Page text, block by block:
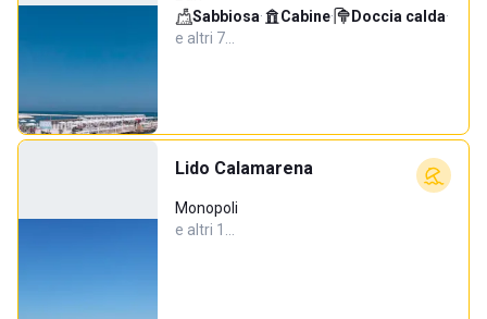
Sabbiosa· Cabine· Doccia calda·
e altri 7…
Lido Calamarena
Monopoli
e altri 1…